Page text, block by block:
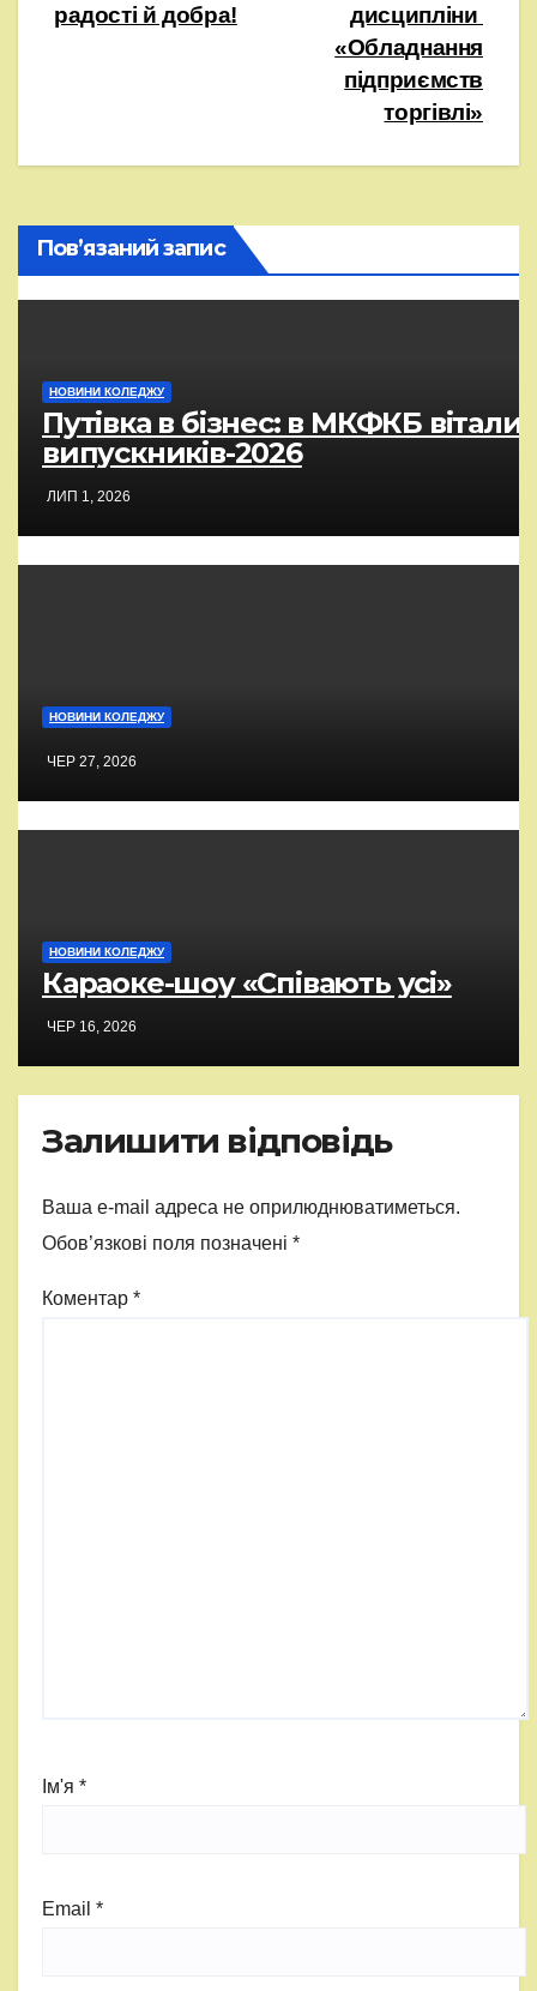
записів
дисципліни
«Обладнання
підприємств
торгівлі»
радості й добра!
Пов’язаний запис
НОВИНИ КОЛЕДЖУ
Путівка в бізнес: в МКФКБ вітали
випускників-2026
ЛИП 1, 2026
НОВИНИ КОЛЕДЖУ
ЧЕР 27, 2026
НОВИНИ КОЛЕДЖУ
Караоке-шоу «Співають усі»
ЧЕР 16, 2026
Залишити відповідь
Ваша e-mail адреса не оприлюднюватиметься.
Обов’язкові поля позначені *
Коментар *
Ім'я *
Email *